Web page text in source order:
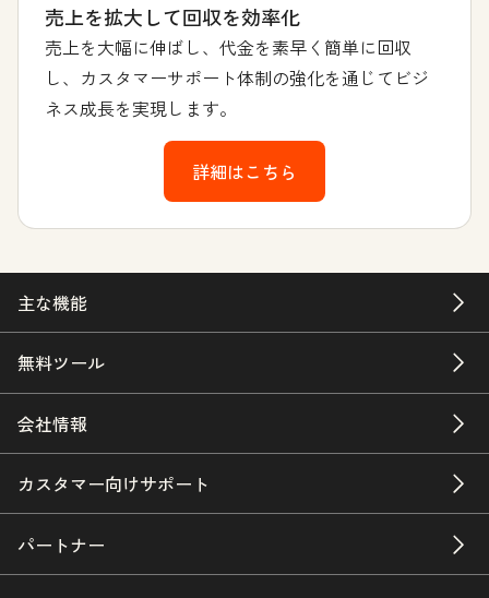
売上を拡大して回収を効率化
売上を大幅に伸ばし、代金を素早く簡単に回収
し、カスタマーサポート体制の強化を通じてビジ
ネス成長を実現します。
詳細はこちら
主な機能
無料ツール
会社情報
カスタマー向けサポート
パートナー